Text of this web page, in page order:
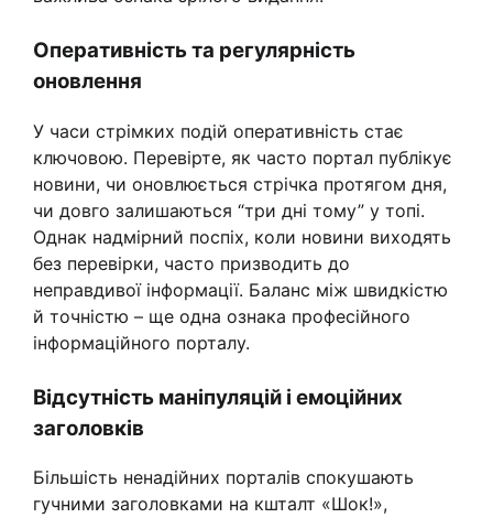
Оперативність та регулярність
оновлення
У часи стрімких подій оперативність стає
ключовою. Перевірте, як часто портал публікує
новини, чи оновлюється стрічка протягом дня,
чи довго залишаються “три дні тому” у топі.
Однак надмірний поспіх, коли новини виходять
без перевірки, часто призводить до
неправдивої інформації. Баланс між швидкістю
й точністю – ще одна ознака професійного
інформаційного порталу.
Відсутність маніпуляцій і емоційних
заголовків
Більшість ненадійних порталів спокушають
гучними заголовками на кшталт «Шок!»,